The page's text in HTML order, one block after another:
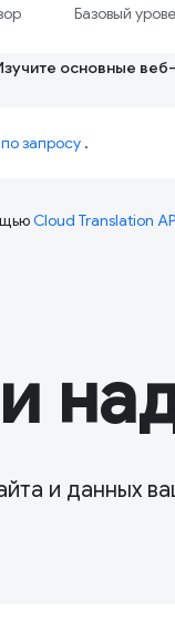
Базовый
основные
запросу .
Cloud Translation
и данных